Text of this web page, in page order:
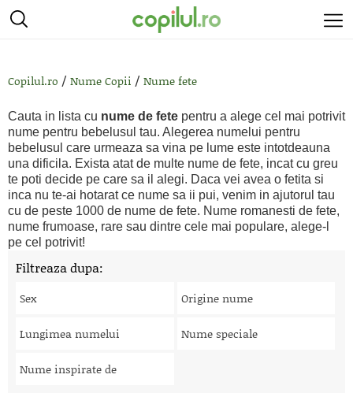
Copilul.ro / Nume Copii / Nume fete
Cauta in lista cu nume de fete pentru a alege cel mai potrivit
nume pentru bebelusul tau. Alegerea numelui pentru
bebelusul care urmeaza sa vina pe lume este intotdeauna
una dificila. Exista atat de multe nume de fete, incat cu greu
te poti decide pe care sa il alegi. Daca vei avea o fetita si
inca nu te-ai hotarat ce nume sa ii pui, venim in ajutorul tau
cu de peste 1000 de nume de fete. Nume romanesti de fete,
nume frumoase, rare sau dintre cele mai populare, alege-l
pe cel potrivit!
Filtreaza dupa:
Sex Origine nume
Lungimea numelui Nume speciale
Nume inspirate de